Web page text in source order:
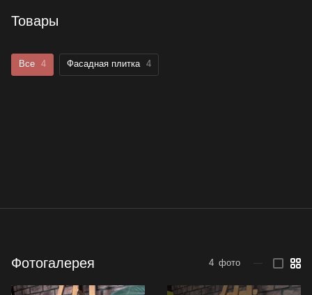
Товары
Все 4 Фасадная плитка 4
Фотогалерея 4 фото —